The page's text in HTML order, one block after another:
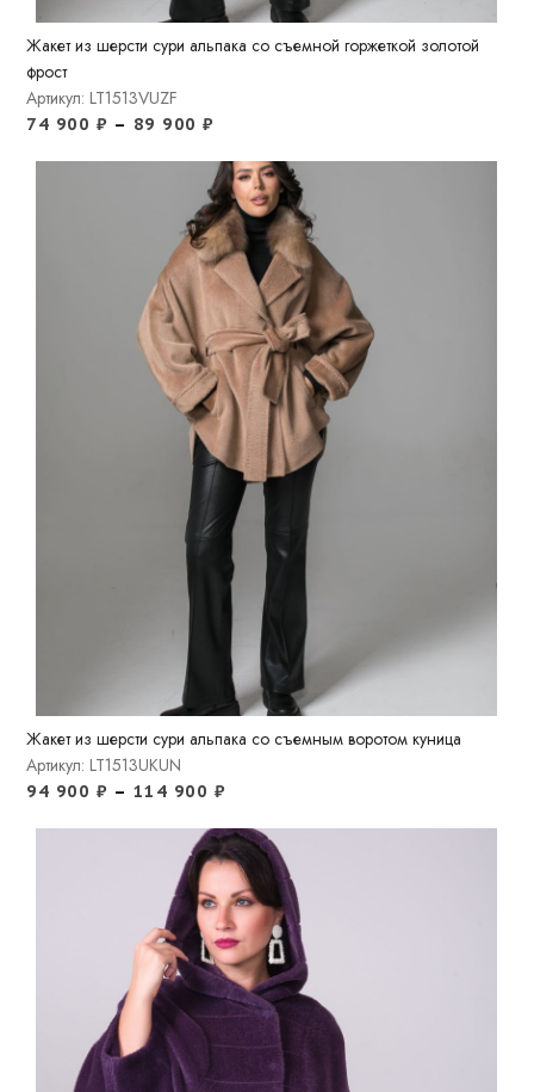
Жакет из шерсти сури альпака со съемной горжеткой золотой
фрост
Артикул: LT1513VUZF
74 900 ₽ – 89 900₽
Жакет из шерсти сури альпака со съемным воротом куница
Артикул: LT1513UKUN
94 900 ₽ – 114 900 ₽